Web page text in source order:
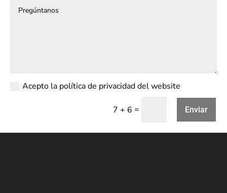
Acepto la política de privacidad del website
7 + 6 = Enviar